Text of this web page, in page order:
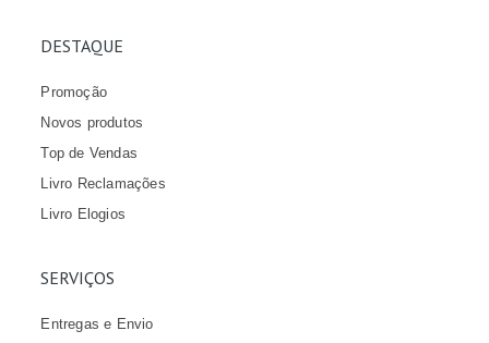
DESTAQUE
Promoção
Novos produtos
Top de Vendas
Livro Reclamações
Livro Elogios
SERVIÇOS
Entregas e Envio